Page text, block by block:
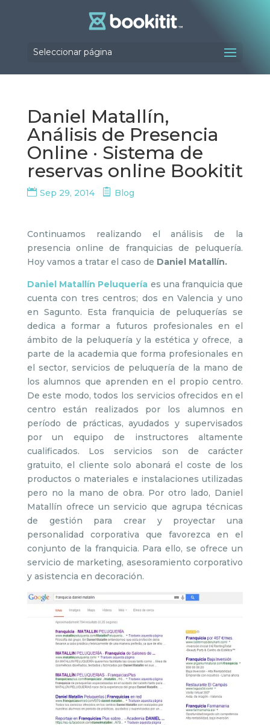
Seleccionar página
Daniel Matallín,
Análisis de Presencia
Online · Sistema de
reservas online Bookitit
Sep 29, 2014 Blog
Continuamos realizando el análisis de la
presencia online de franquicias de peluquería.
Hoy vamos a tratar el caso de Daniel Matallín.
Daniel Matallín Peluquería es una franquicia que
cuenta con tres centros; dos en Valencia y uno
en Sagunto. Esta franquicia de peluquerías se
dedica a formar a futuros profesionales en el
ámbito de la peluquería y la estética y ofrece, a
parte de la academia que forma profesionales en
el sector, servicios de peluquería de la mano de
los alumnos que aprenden en el propio centro.
De este modo, todos los servicios ofrecidos en el
centro están realizados por los alumnos en
período de prácticas, ayudados y supervisados
por un equipo de instructores altamente
cualificados. Los servicios son de carácter
gratuito, el cliente solo abonará el coste de los
productos o materiales e instalaciones utilizadas
pero no la mano de obra. Por otro lado, Daniel
Matallín ofrece un servicio que agrupa técnicas
de gestión para crear y proyectar una
personalidad corporativa que favorezca en el
conjunto de la franquicia. Para ello, se ofrece un
servicio de marketing, asesoramiento corporativo
y asistencia en decoración.